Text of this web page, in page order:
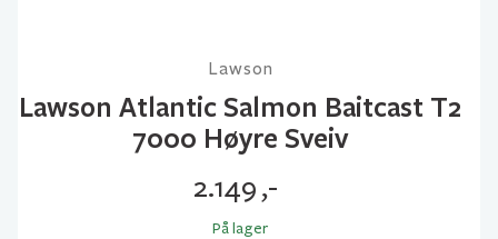
Lawson
Lawson Atlantic Salmon Baitcast T2
7000 Høyre Sveiv
2.149,-
På lager